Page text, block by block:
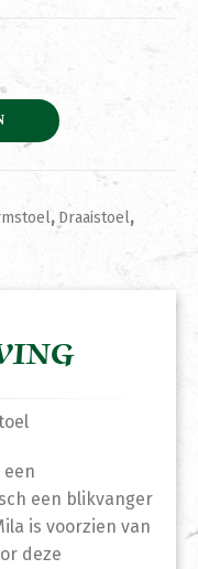
aantal
, Draaistoel,
een
een blikvanger
is voorzien van
deze